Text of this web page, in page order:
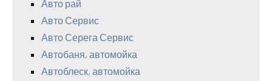
Авто рай
Авто Сервис
Авто Серега Сервис
Автобаня, автомойка
Автоблеск, автомойка